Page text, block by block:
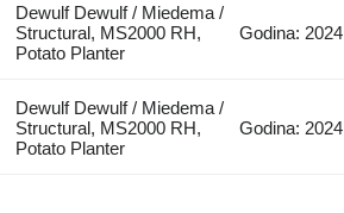
Dewulf Dewulf / Miedema /
Structural, MS2000 RH,
Potato Planter
Godina: 2024
Dewulf Dewulf / Miedema /
Structural, MS2000 RH,
Potato Planter
Godina: 2024